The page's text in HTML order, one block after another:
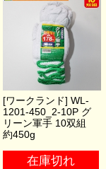
[ワークランド] WL-
1201-450_2-10P グ
リーン軍手 10双組
約450g
在庫切れ